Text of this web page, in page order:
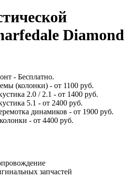
Diamond
- Бесплатно.
(колонки) - от 1100 руб.
2.0 / 2.1 - от 1400 руб.
5.1 - от 2400 руб.
динамиков - от 1900 руб.
- от 4400 руб.
запчастей